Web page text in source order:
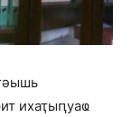
ихаҭыԥуаҩ